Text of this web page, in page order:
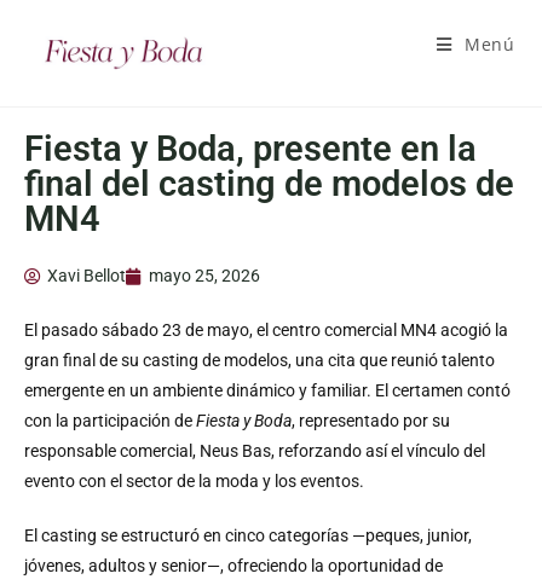
Menú
Fiesta y Boda, presente en la
final del casting de modelos de
MN4
Xavi Bellot mayo 25, 2026
El pasado sábado 23 de mayo, el centro comercial MN4 acogió la
gran final de su casting de modelos, una cita que reunió talento
emergente en un ambiente dinámico y familiar. El certamen contó
con la participación deFiesta y Boda, representado por su
responsable comercial, Neus Bas, reforzando así el vínculo del
evento con el sector de la moda y los eventos.
El casting se estructuró en cinco categorías —peques, junior,
jóvenes, adultos y senior—, ofreciendo la oportunidad de